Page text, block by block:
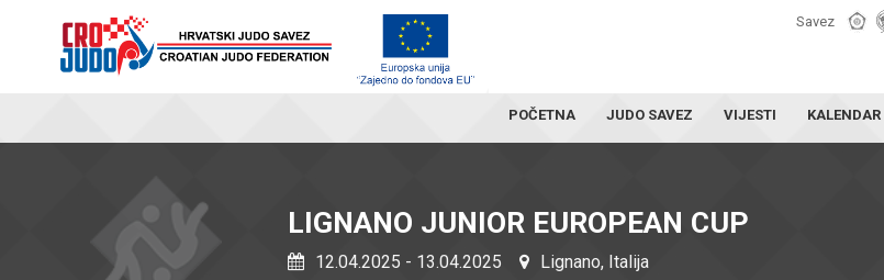
Savez
POČETNA JUDO SAVEZ VIJESTI KALENDAR
LIGNANO JUNIOR EUROPEAN CUP
12.04.2025 - 13.04.2025 Lignano, Italija